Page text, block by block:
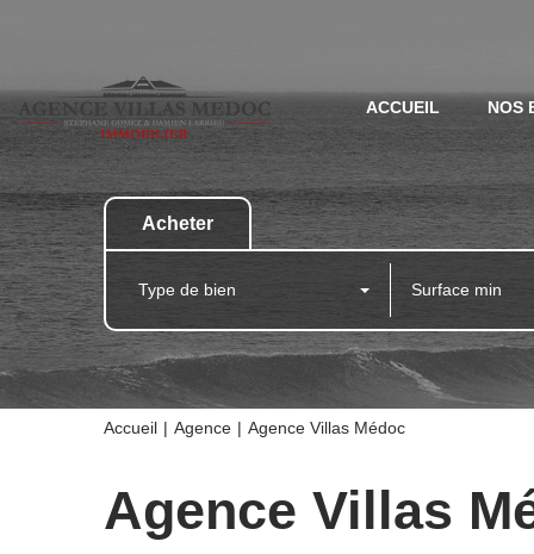
ACCUEIL NOS
Acheter
Type de bien
Accueil Agence Agence Villas Médoc
Agence Villas